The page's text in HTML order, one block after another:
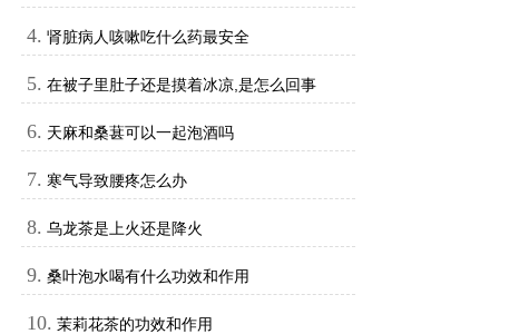
4. 肾脏病人咳嗽吃什么药最安全
5. 在被子里肚子还是摸着冰凉,是怎么回事
6. 天麻和桑葚可以一起泡酒吗
7. 寒气导致腰疼怎么办
8. 乌龙茶是上火还是降火
9. 桑叶泡水喝有什么功效和作用
10. 茉莉花茶的功效和作用